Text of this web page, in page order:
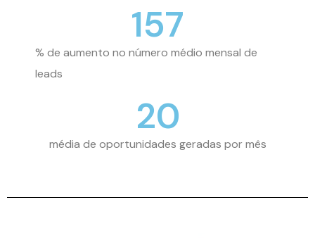
% de aumento no número médio mensal de
leads
157
média de oportunidades geradas por mês
20